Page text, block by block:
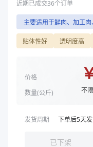
近期已成交36个订单
主要适用于鲜肉、加工
贴体性好 透明度高
价格
数量(公斤) 不限
发货周期 下单后5天
已下架